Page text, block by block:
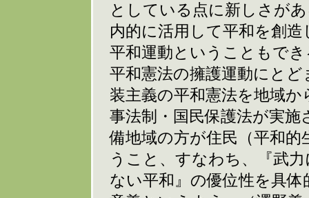
としている点に新しさが
内的に活用して平和を創
平和運動ということもで
平和憲法の擁護運動にと
装主義の平和憲法を地域
事法制・国民保護法が実
備地域の方が住民（平和
うこと、すなわち、『武
ない平和』の優位性を具